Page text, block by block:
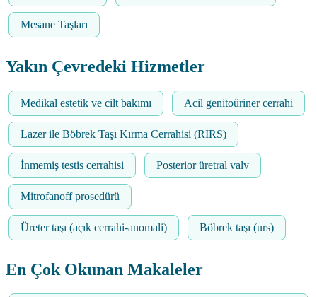
Mesane Taşları
Yakın Çevredeki Hizmetler
Medikal estetik ve cilt bakımı Acil genitoüriner cerrahi
Lazer ile Böbrek Taşı Kırma Cerrahisi (RIRS)
İnmemiş testis cerrahisi Posterior üretral valv
Mitrofanoff prosedürü
Üreter taşı (açık cerrahi-anomali) Böbrek taşı (urs)
En Çok Okunan Makaleler